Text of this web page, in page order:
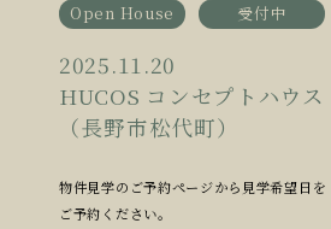
Open House 受付中
2025.11.20
HUCOS コンセプトハウス
（長野市松代町）
物件見学のご予約ページから見学希望日を
ご予約ください。